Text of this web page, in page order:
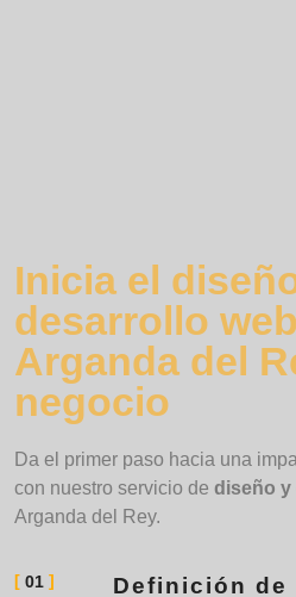
Inicia el
desarrollo
Arganda del
negocio
Da el primer paso hacia una
con nuestro servicio de diseño y
Arganda del Rey.
01
Definición de